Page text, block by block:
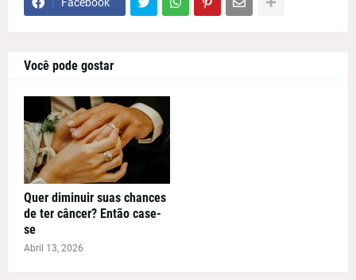
Você pode gostar
Quer diminuir suas chances
de ter câncer? Então case-
se
Abril 13, 2026